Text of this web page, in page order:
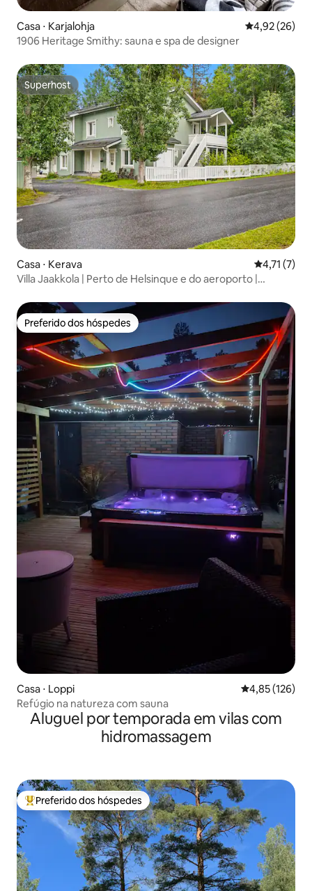
Casa ⋅ Karjalohja 4,92 de uma
4,92 (26)
1906 Heritage Smithy: sauna e spa de designer
Superhost
Superhost
Casa ⋅ Kerava 4,71 de
4,71 (7)
Villa Jaakkola | Perto de Helsinque e do aeroporto |
Preferido dos hóspedes
Preferido dos hóspedes
Casa ⋅ Loppi 4,85 de uma
4,85 (126)
Refúgio na natureza com sauna
Aluguel por temporada em vilas com
hidromassagem
Entre os melhores preferidos dos hóspedes
Preferido dos hóspedes